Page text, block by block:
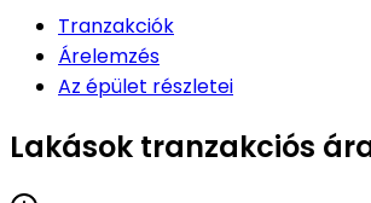
Tranzakciók
Árelemzés
Az épület részletei
Lakások tranzakciós